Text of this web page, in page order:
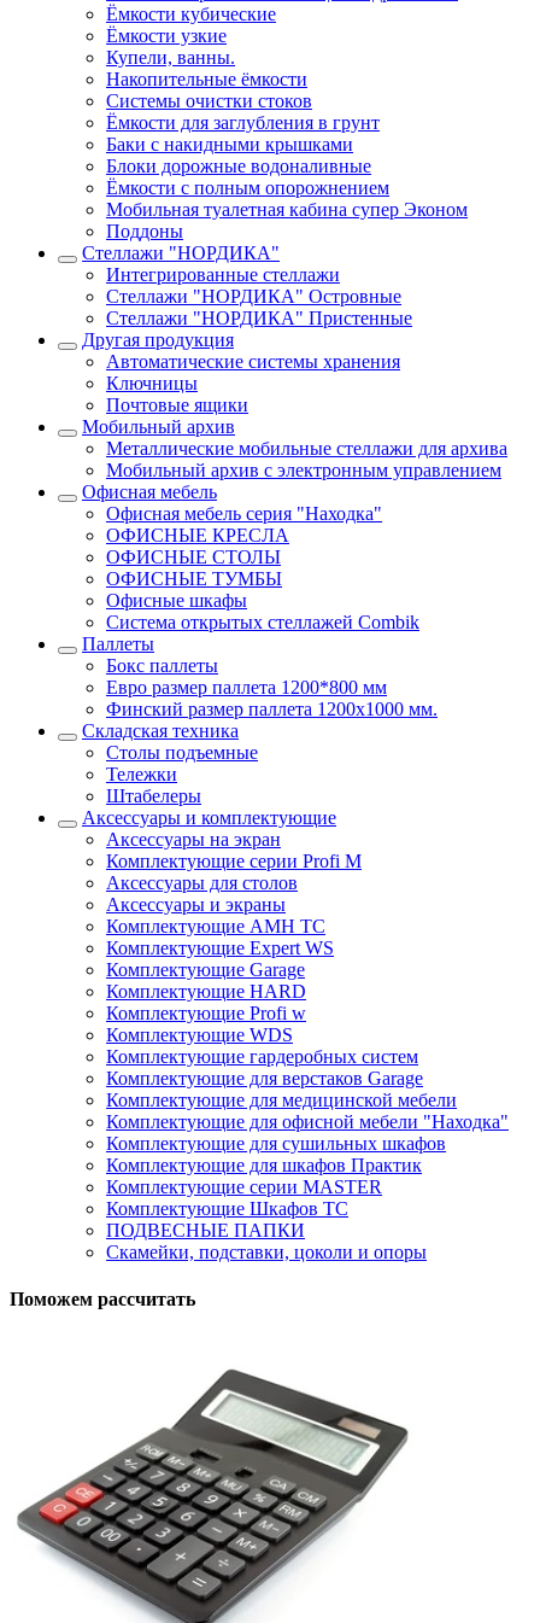
Ёмкости кубические
Ёмкости узкие
Купели, ванны.
Накопительные ёмкости
Системы очистки стоков
Ёмкости для заглубления в грунт
Баки с накидными крышками
Блоки дорожные водоналивные
Ёмкости с полным опорожнением
Мобильная туалетная кабина супер Эконом
Поддоны
Стеллажи "НОРДИКА"
Интегрированные стеллажи
Стеллажи "НОРДИКА" Островные
Стеллажи "НОРДИКА" Пристенные
Другая продукция
Автоматические системы хранения
Ключницы
Почтовые ящики
Мобильный архив
Металлические мобильные стеллажи для архива
Мобильный архив с электронным управлением
Офисная мебель
Офисная мебель серия "Находка"
ОФИСНЫЕ КРЕСЛА
ОФИСНЫЕ СТОЛЫ
ОФИСНЫЕ ТУМБЫ
Офисные шкафы
Система открытых стеллажей Combik
Паллеты
Бокс паллеты
Евро размер паллета 1200*800 мм
Финский размер паллета 1200х1000 мм.
Складская техника
Столы подъемные
Тележки
Штабелеры
Аксессуары и комплектующие
Аксессуары на экран
Комплектующие серии Profi M
Аксессуары для столов
Аксессуары и экраны
Комплектующие AMH TC
Комплектующие Expert WS
Комплектующие Garage
Комплектующие HARD
Комплектующие Profi w
Комплектующие WDS
Комплектующие гардеробных систем
Комплектующие для верстаков Garage
Комплектующие для медицинской мебели
Комплектующие для офисной мебели "Находка"
Комплектующие для сушильных шкафов
Комплектующие для шкафов Практик
Комплектующие серии MASTER
Комплектующие Шкафов ТС
ПОДВЕСНЫЕ ПАПКИ
Скамейки, подставки, цоколи и опоры
Поможем рассчитать